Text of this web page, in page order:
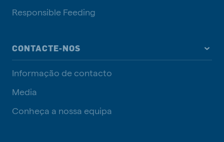
Responsible Feeding
CONTACTE-NOS
Informação de contacto
Media
Conheça a nossa equipa